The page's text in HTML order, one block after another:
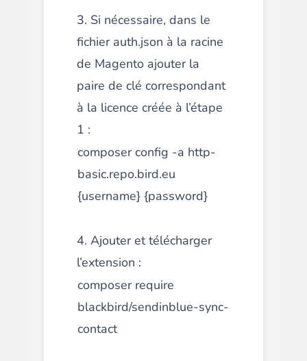
3. Si nécessaire, dans le
fichier auth.json à la racine
de Magento ajouter la
paire de clé correspondant
à la licence créée à l’étape
1 :
composer config -a http-
basic.repo.bird.eu
{username} {password}
4. Ajouter et télécharger
l’extension :
composer require
blackbird/sendinblue-sync-
contact